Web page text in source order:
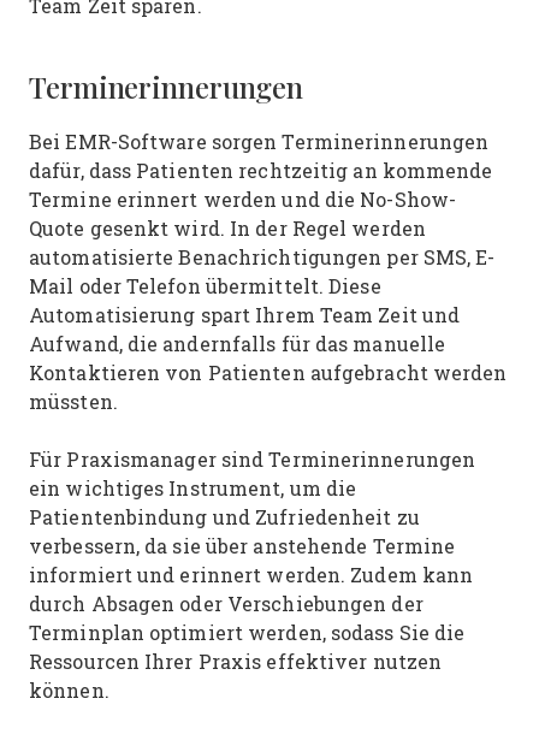
Team Zeit sparen.
Terminerinnerungen
Bei EMR-Software sorgen Terminerinnerungen
dafür, dass Patienten rechtzeitig an kommende
Termine erinnert werden und die No-Show-
Quote gesenkt wird. In der Regel werden
automatisierte Benachrichtigungen per SMS, E-
Mail oder Telefon übermittelt. Diese
Automatisierung spart Ihrem Team Zeit und
Aufwand, die andernfalls für das manuelle
Kontaktieren von Patienten aufgebracht werden
müssten.
Für Praxismanager sind Terminerinnerungen
ein wichtiges Instrument, um die
Patientenbindung und Zufriedenheit zu
verbessern, da sie über anstehende Termine
informiert und erinnert werden. Zudem kann
durch Absagen oder Verschiebungen der
Terminplan optimiert werden, sodass Sie die
Ressourcen Ihrer Praxis effektiver nutzen
können.